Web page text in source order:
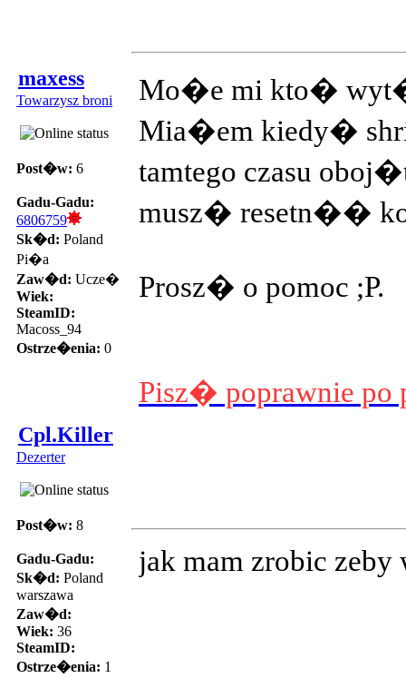
maxess
Towarzysz broni
Post�w: 6
Gadu-Gadu:
6806759
Sk�d: Poland
Pi�a
Zaw�d: Ucze�
Wiek:
SteamID:
Macoss_94
Ostrze�enia: 0
Mo�e mi kto�
Mia�em kiedy�
tamtego czasu
musz� resetn��
Prosz� o pomoc ;P.
Pisz� poprawnie po
Cpl.Killer
Dezerter
Post�w: 8
Gadu-Gadu:
Sk�d: Poland
warszawa
Zaw�d:
Wiek: 36
SteamID:
Ostrze�enia: 1
jak mam zrobic zeby